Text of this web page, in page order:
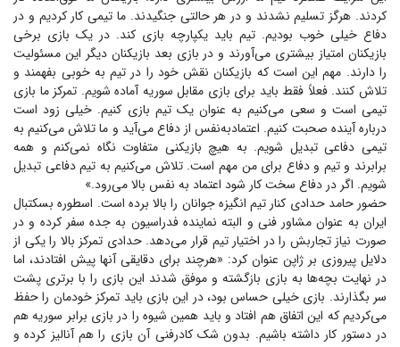
کردند. هرگز تسلیم نشدند و در هر حالتی جنگیدند. ما تیمی کار کردیم و در
دفاع خیلی خوب بودیم. تیم باید یکپارچه بازی کند. در یک بازی برخی
بازیکنان امتیاز بیشتری می‌آورند و در بازی بعد بازیکنان دیگر این مسئولیت
را دارند. مهم این است که بازیکنان نقش خود را در تیم به خوبی بفهمند و
تلاش کنند. فعلاً فقط باید برای بازی مقابل سوریه آماده شویم. تمرکز ما بازی
تیمی است و سعی می‌کنیم به عنوان یک تیم بازی کنیم. خیلی زود است
درباره آینده صحبت کنیم. اعتمادبه‌نفس از دفاع می‌آید و ما تلاش می‌کنیم به
تیمی دفاعی تبدیل شویم. به هیچ بازیکنی متفاوت نگاه نمی‌کنم و همه
برابرند و تیم و دفاع برای من مهم است. تلاش می‌کنیم به تیم دفاعی تبدیل
شویم. اگر در دفاع سخت کار شود اعتماد به نفس بالا می‌رود.»
حضور حامد حدادی کنار تیم انگیزه جوانان را بالا برده است. اسطوره بسکتبال
ایران به عنوان مشاور فنی و البته نماینده فدراسیون به جده سفر کرده و در
صورت نیاز تجاربش را در اختیار تیم قرار می‌دهد. حدادی تمرکز بالا را یکی از
دلایل پیروزی بر ژاپن عنوان کرد: «هرچند برای دقایقی آنها پیش افتادند، اما
در نهایت بچه‌ها به بازی بازگشته و موفق شدند این بازی را با برتری پشت
سر بگذارند. بازی خیلی حساس بود، در این بازی باید تمرکز خودمان را حفظ
می‌کردیم که این اتفاق هم افتاد و باید همین شیوه را در بازی برابر سوریه هم
در دستور کار داشته باشیم. بدون شک کادرفنی آن بازی را هم آنالیز کرده و